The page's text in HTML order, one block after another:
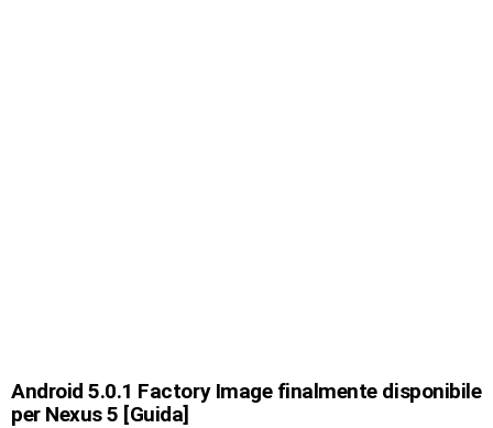
Android 5.0.1 Factory Image finalmente disponibile
per Nexus 5 [Guida]